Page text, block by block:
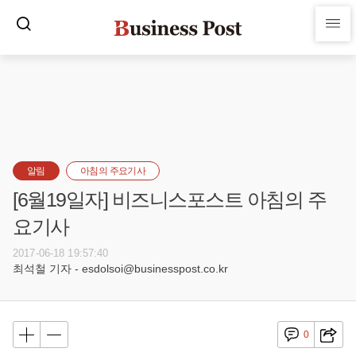
알림 아침의 주요기사
[6월19일자] 비즈니스포스트 아침의 주
요기사
2017-06-18 19:57:40
최석철 기자 - esdolsoi@businesspost.co.kr
0